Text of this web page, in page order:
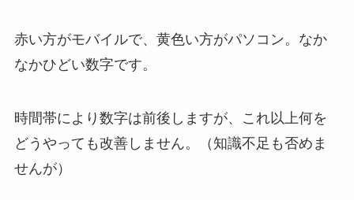
赤い方がモバイルで、黄色い方がパソコン。なか
なかひどい数字です。
時間帯により数字は前後しますが、これ以上何を
どうやっても改善しません。（知識不足も否めま
せんが）